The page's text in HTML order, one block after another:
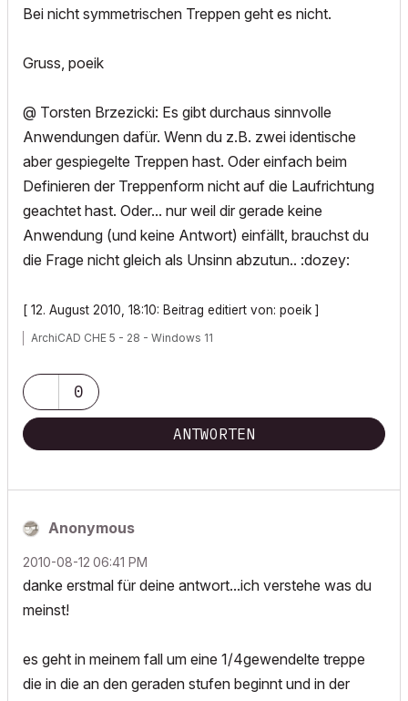
Bei nicht symmetrischen Treppen geht es nicht.
Gruss, poeik
@ Torsten Brzezicki: Es gibt durchaus sinnvolle
Anwendungen dafür. Wenn du z.B. zwei identische
aber gespiegelte Treppen hast. Oder einfach beim
Definieren der Treppenform nicht auf die Laufrichtung
geachtet hast. Oder... nur weil dir gerade keine
Anwendung (und keine Antwort) einfällt, brauchst du
die Frage nicht gleich als Unsinn abzutun.. :dozey:
[ 12. August 2010, 18:10: Beitrag editiert von: poeik ]
ArchiCAD CHE 5 - 28 - Windows 11
0
ANTWORTEN
Anonymous
‎2010-08-12 06:41 PM
danke erstmal für deine antwort...ich verstehe was du
meinst!
es geht in meinem fall um eine 1/4gewendelte treppe
die in die an den geraden stufen beginnt und in der